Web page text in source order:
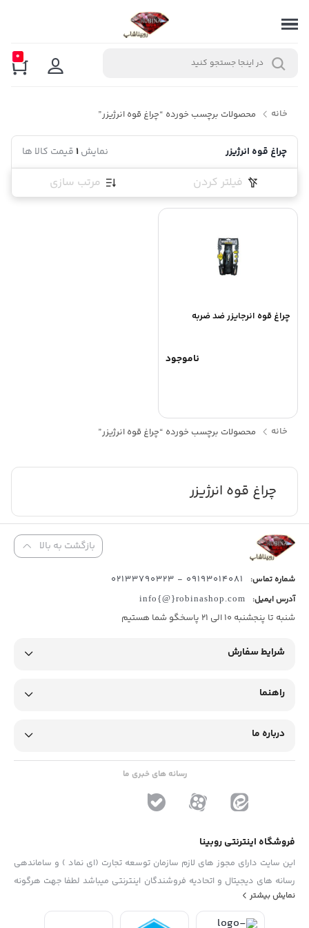
0
خانه محصولات برچسب خورده “چراغ قوه انرژیزر”
چراغ قوه انرژیزر نمایش1قیمت کالا ها
فیلتر کردن مرتب سازی
چراغ قوه انرجایزر ضد ضربه
ناموجود
خانه محصولات برچسب خورده “چراغ قوه انرژیزر”
چراغ قوه انرژیزر
بازگشت به بالا
شماره تماس: 09193014081 - 02133790323
آدرس ایمیل: info{@}robinashop.com
شنبه تا پنجشنبه 10 الی 21 پاسخگو شما هستیم
شرایط سفارش
راهنما
درباره ما
رسانه های خبری ما
فروشگاه اینترنتی روبینا
این سایت دارای مجوز های لازم سازمان توسعه تجارت (ای نماد ) و ساماندهی
رسانه های دیجیتال و اتحادیه فروشندگان اینترنتی میباشد لطفا جهت هرگونه
پیشنهاد ، انتفاد و یا شکایات از فرم "تماس با ما" استفاده نمایید . تلفن های
نمایش بیشتر